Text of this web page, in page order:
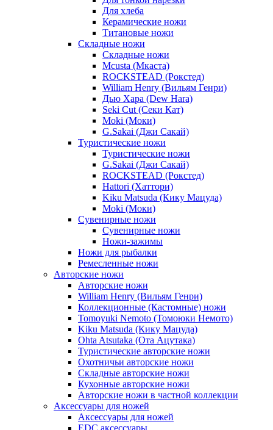
Для хлеба
Керамические ножи
Титановые ножи
Складные ножи
Складные ножи
Mcusta (Мкаста)
ROCKSTEAD (Рокстед)
William Henry (Вильям Генри)
Дью Хара (Dew Hara)
Seki Cut (Секи Кат)
Moki (Моки)
G.Sakai (Джи Сакай)
Туристические ножи
Туристические ножи
G.Sakai (Джи Сакай)
ROCKSTEAD (Рокстед)
Hattori (Хаттори)
Kiku Matsuda (Кику Мацуда)
Moki (Моки)
Сувенирные ножи
Сувенирные ножи
Ножи-зажимы
Ножи для рыбалки
Ремесленные ножи
Авторские ножи
Авторские ножи
William Henry (Вильям Генри)
Коллекционные (Кастомные) ножи
Tomoyuki Nemoto (Томоюки Немото)
Kiku Matsuda (Кику Мацуда)
Ohta Atsutaka (Ота Ацутака)
Туристические авторские ножи
Охотничьи авторские ножи
Складные авторские ножи
Кухонные авторские ножи
Авторские ножи в частной коллекции
Аксессуары для ножей
Аксессуары для ножей
EDC аксессуары